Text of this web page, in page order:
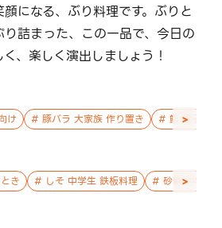
になる、ぶり料理です。ぶりと
詰まった、この一品で、今日の
、楽しく演出しましょう！
け # 豚バラ 大家族 作り置き # 鮭 親子 作
>
き # しそ 中学生 鉄板料理 # 砂糖 中学生
>